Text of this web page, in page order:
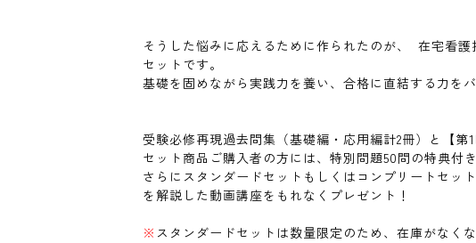
そうした悩みに応えるために作られたのが、 在宅看
セットです。
基礎を固めながら実践力を養い、合格に直結する力を
受験必修再現過去問集（基礎編・応用編計2冊）と【第
セット商品ご購入者の方には、特別問題50問の特典付き
さらにスタンダードセットもしくはコンプリートセッ
を解説した動画講座をもれなくプレゼント！
※ スタンダードセットは数量限定のため、在庫がなく